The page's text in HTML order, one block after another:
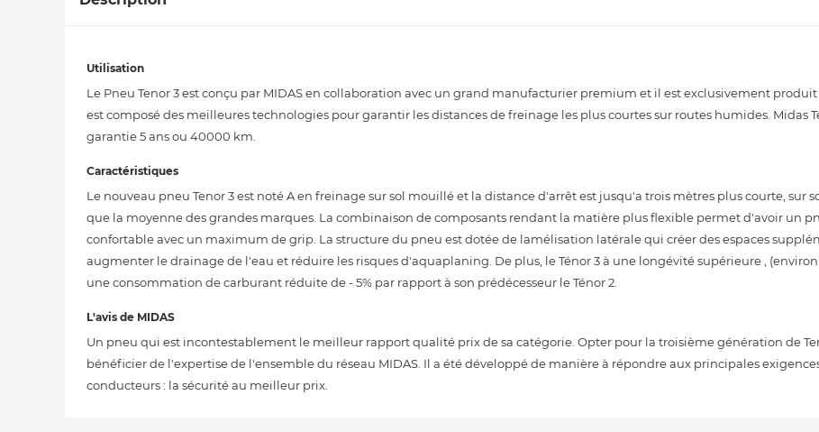
Utilisation
Le Pneu Tenor 3 est conçu par MIDAS en collaboration avec un grand manufacturier premium et il est exclusivement produit
est composé des meilleures technologies pour garantir les distances de freinage les plus courtes sur routes humides. Midas
garantie 5 ans ou 40000 km.
Caractéristiques
Le nouveau pneu Tenor 3 est noté A en freinage sur sol mouillé et la distance d'arrêt est jusqu'a trois mètres plus courte, sur
que la moyenne des grandes marques. La combinaison de composants rendant la matière plus flexible permet d'avoir un
confortable avec un maximum de grip. La structure du pneu est dotée de lamélisation latérale qui créer des espaces
augmenter le drainage de l'eau et réduire les risques d'aquaplaning. De plus, le Ténor 3 à une longévité supérieure ,
une consommation de carburant réduite de - 5% par rapport à son prédécesseur le Ténor 2.
L'avis de MIDAS
Un pneu qui est incontestablement le meilleur rapport qualité prix de sa catégorie. Opter pour la troisième génération de
bénéficier de l'expertise de l'ensemble du réseau MIDAS. Il a été développé de manière à répondre aux principales
conducteurs : la sécurité au meilleur prix.